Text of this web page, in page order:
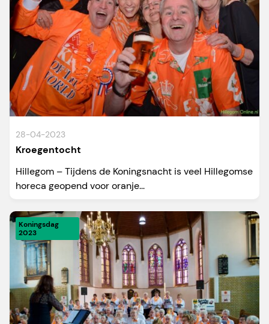
28-04-2023
Kroegentocht
Hillegom – Tijdens de Koningsnacht is veel Hillegomse
horeca geopend voor oranje...
Koningsdag
2023